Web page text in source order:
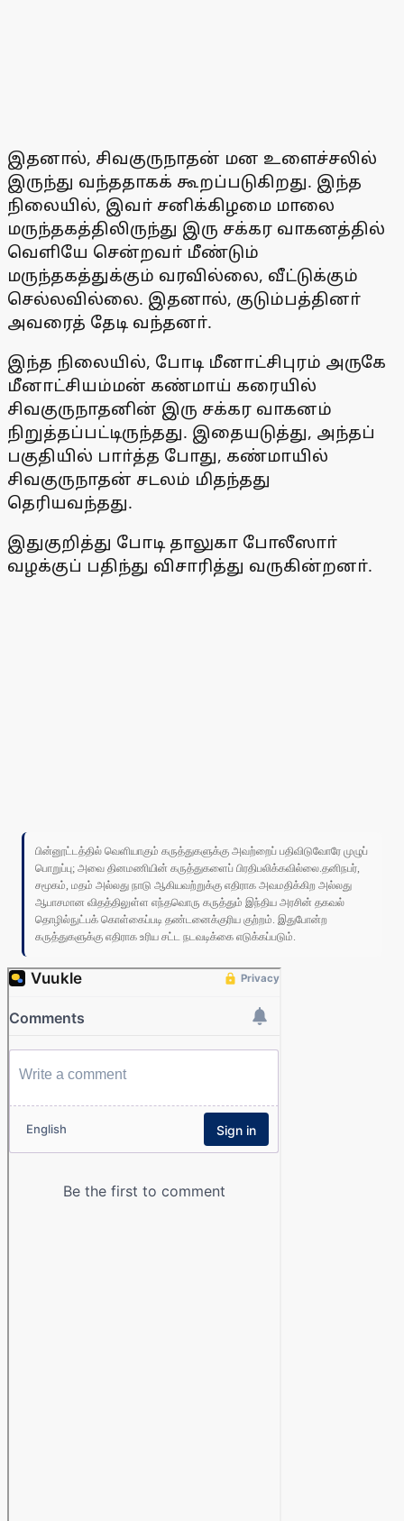
இதனால், சிவகுருநாதன் மன உளைச்சலில்
இருந்து வந்ததாகக் கூறப்படுகிறது. இந்த
நிலையில், இவா் சனிக்கிழமை மாலை
மருந்தகத்திலிருந்து இரு சக்கர வாகனத்தில்
வெளியே சென்றவா் மீண்டும்
மருந்தகத்துக்கும் வரவில்லை, வீட்டுக்கும்
செல்லவில்லை. இதனால், குடும்பத்தினா்
அவரைத் தேடி வந்தனா்.
இந்த நிலையில், போடி மீனாட்சிபுரம் அருகே
மீனாட்சியம்மன் கண்மாய் கரையில்
சிவகுருநாதனின் இரு சக்கர வாகனம்
நிறுத்தப்பட்டிருந்தது. இதையடுத்து, அந்தப்
பகுதியில் பாா்த்த போது, கண்மாயில்
சிவகுருநாதன் சடலம் மிதந்தது
தெரியவந்தது.
இதுகுறித்து போடி தாலுகா போலீஸாா்
வழக்குப் பதிந்து விசாரித்து வருகின்றனா்.
பின்னூட்டத்தில் வெளியாகும் கருத்துகளுக்கு அவற்றைப் பதிவிடுவோரே முழுப்
பொறுப்பு; அவை தினமணியின் கருத்துகளைப் பிரதிபலிக்கவில்லை.தனிநபர்,
சமூகம், மதம் அல்லது நாடு ஆகியவற்றுக்கு எதிராக அவமதிக்கிற அல்லது
ஆபாசமான விதத்திலுள்ள எந்தவொரு கருத்தும் இந்திய அரசின் தகவல்
தொழில்நுட்பக் கொள்கைப்படி தண்டனைக்குரிய குற்றம். இதுபோன்ற
கருத்துகளுக்கு எதிராக உரிய சட்ட நடவடிக்கை எடுக்கப்படும்.